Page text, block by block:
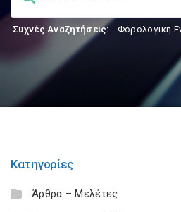
Συχνές Αναζητήσεις: Φορολογικη
Κατηγορίες
Άρθρα – Μελέτες